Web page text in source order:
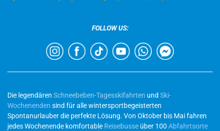
FOLLOW US:
Die legendären Schneebeben-Tagesskifahrten und Ski-
Wochenenden sind für alle wintersportbegeisterten
Spontanurlauber die perfekte Lösung. Von Oktober bis Mai fahren
jedes Wochenende komfortable Reisebusse über 100 Abfahrtsorte